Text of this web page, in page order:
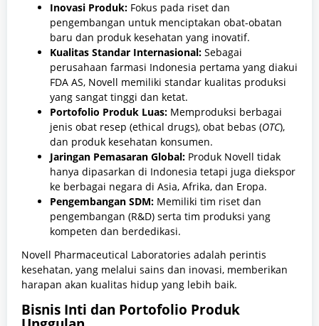
Inovasi Produk: Fokus pada riset dan
pengembangan untuk menciptakan obat-obatan
baru dan produk kesehatan yang inovatif.
Kualitas Standar Internasional: Sebagai
perusahaan farmasi Indonesia pertama yang diakui
FDA AS, Novell memiliki standar kualitas produksi
yang sangat tinggi dan ketat.
Portofolio Produk Luas: Memproduksi berbagai
jenis obat resep (ethical drugs), obat bebas (OTC),
dan produk kesehatan konsumen.
Jaringan Pemasaran Global: Produk Novell tidak
hanya dipasarkan di Indonesia tetapi juga diekspor
ke berbagai negara di Asia, Afrika, dan Eropa.
Pengembangan SDM: Memiliki tim riset dan
pengembangan (R&D) serta tim produksi yang
kompeten dan berdedikasi.
Novell Pharmaceutical Laboratories adalah perintis
kesehatan, yang melalui sains dan inovasi, memberikan
harapan akan kualitas hidup yang lebih baik.
Bisnis Inti dan Portofolio Produk